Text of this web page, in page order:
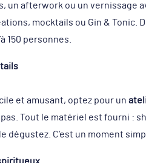
un afterwork ou un vernissage
mocktails ou Gin & Tonic.
150 personnes.
et amusant, optez pour un
Tout le matériel est fourni :
dégustez. C’est un moment